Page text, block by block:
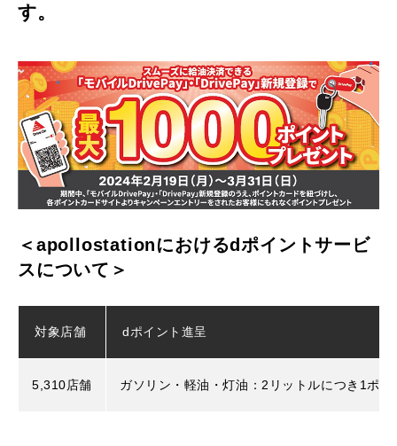
す。
＜apollostationにおけるdポイントサービ
スについて＞
対象店舗 dポイント進呈
5,310店舗 ガソリン・軽油・灯油：2リットルにつき1ポイ